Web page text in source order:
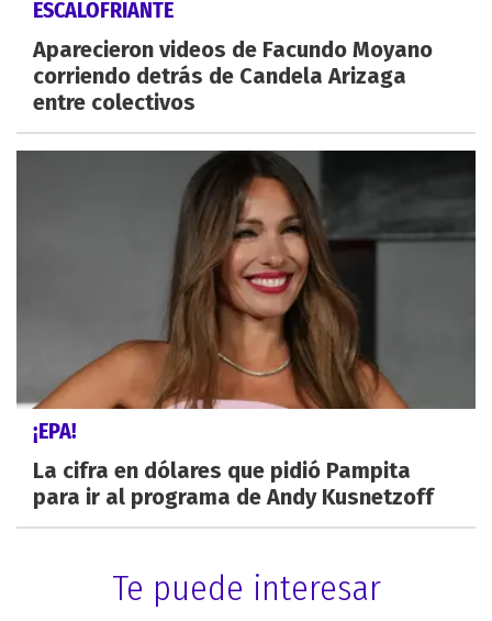
ESCALOFRIANTE
Aparecieron videos de Facundo Moyano
corriendo detrás de Candela Arizaga
entre colectivos
¡EPA!
La cifra en dólares que pidió Pampita
para ir al programa de Andy Kusnetzoff
Te puede interesar